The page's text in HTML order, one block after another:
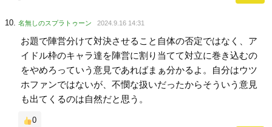
名無しのスプラトゥーン 2024.9.16 14:31
お題で陣営分けて対決させること自体の否定ではなく、ア
イドル枠のキャラ達を陣営に割り当てて対立に巻き込むの
をやめろっていう意見であればまぁ分かるよ。自分はウツ
ホファンではないが、不憫な扱いだったからそういう意見
も出てくるのは自然だと思う。
0